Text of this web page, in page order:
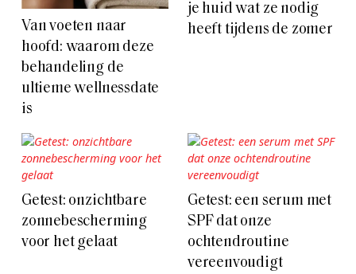
Van voeten naar
hoofd: waarom deze
behandeling de
ultieme wellnessdate
is
je huid wat ze nodig
heeft tijdens de zomer
Getest: onzichtbare
zonnebescherming
voor het gelaat
Getest: een serum met
SPF dat onze
ochtendroutine
vereenvoudigt